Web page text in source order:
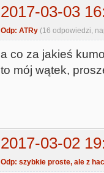
2017-03-03
Odp: ATRy (16 odpowiedzi,
a co za jakieś
to mój wątek,
2017-03-02
Odp: szybkie proste, ale z